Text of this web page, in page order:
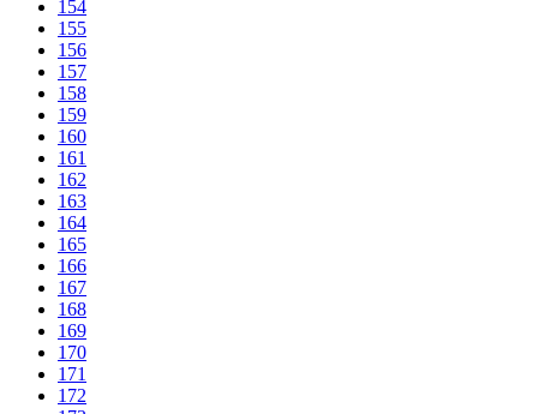
154
155
156
157
158
159
160
161
162
163
164
165
166
167
168
169
170
171
172